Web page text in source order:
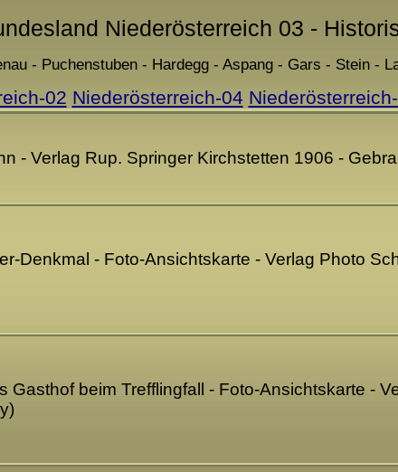
Niederösterreich 03 -
- Puchenstuben - Hardegg - Aspang - Gars - Stein -
02 Niederösterreich-04
- Verlag Rup. Springer Kirchstetten 1906 -
Denkmal - Foto-Ansichtskarte - Verlag Photo
Gasthof beim Trefflingfall - Foto-Ansichtskarte -